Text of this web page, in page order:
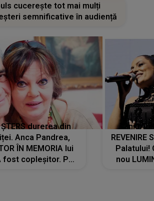
cucerește tot mai mulți
semnificative în audiență
durerea din
Anca Pandrea,
ÎN MEMORIA lui
fost copleșitor. Pe
Tania
REVENIRE
Palatului!
nou